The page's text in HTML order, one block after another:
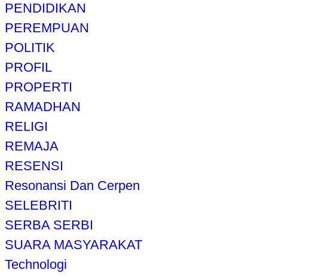
PENDIDIKAN
PEREMPUAN
POLITIK
PROFIL
PROPERTI
RAMADHAN
RELIGI
REMAJA
RESENSI
Resonansi Dan Cerpen
SELEBRITI
SERBA SERBI
SUARA MASYARAKAT
Technologi